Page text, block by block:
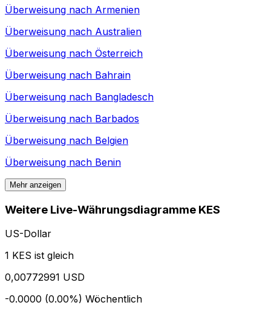
Überweisung nach Armenien
Überweisung nach Australien
Überweisung nach Österreich
Überweisung nach Bahrain
Überweisung nach Bangladesch
Überweisung nach Barbados
Überweisung nach Belgien
Überweisung nach Benin
Mehr anzeigen
Weitere Live-Währungsdiagramme KES
US-Dollar
1 KES ist gleich
0,00772991 USD
-0.0000 (0.00%) Wöchentlich